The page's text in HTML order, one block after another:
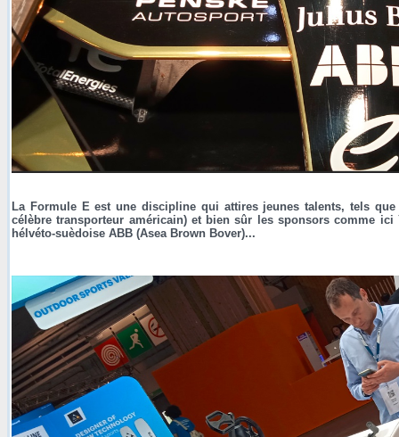
La Formule E est une discipline qui attires jeunes talents, tels
célèbre transporteur américain) et bien sûr les sponsors comme
hélvéto-suèdoise ABB (Asea Brown Bover)...